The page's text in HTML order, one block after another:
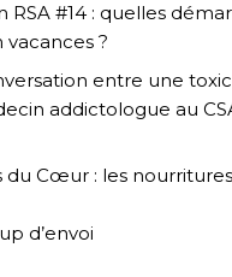
RSA #14 : quelles
vacances ?
entre une
addictologue au
du Cœur : les
d’envoi